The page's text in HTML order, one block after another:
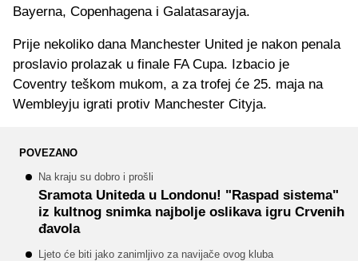
Bayerna, Copenhagena i Galatasarayja.
Prije nekoliko dana Manchester United je nakon penala
proslavio prolazak u finale FA Cupa. Izbacio je
Coventry teškom mukom, a za trofej će 25. maja na
Wembleyju igrati protiv Manchester Cityja.
POVEZANO
Na kraju su dobro i prošli
Sramota Uniteda u Londonu! "Raspad sistema"
iz kultnog snimka najbolje oslikava igru Crvenih
đavola
Ljeto će biti jako zanimljivo za navijače ovog kluba